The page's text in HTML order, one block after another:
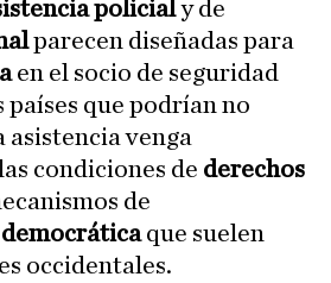
policialy de
parecen diseñadas para
en el socio de seguridad
que podrían no
asistencia venga
condiciones de derechos
de
que suelen
occidentales.